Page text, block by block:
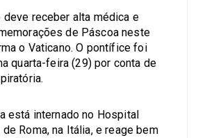
deve receber alta médica e
de Páscoa neste
o Vaticano. O pontífice foi
quarta-feira (29) por conta de
está internado no Hospital
Roma, na Itália, e reage bem